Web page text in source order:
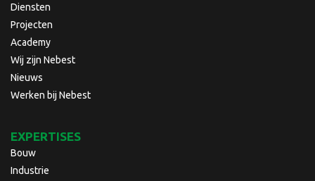
Diensten
Projecten
Academy
Wij zijn Nebest
Nieuws
Werken bij Nebest
EXPERTISES
Bouw
Industrie